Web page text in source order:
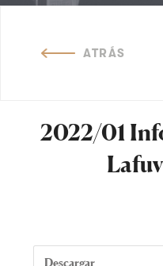
ATRÁS
2022/01
Descargar